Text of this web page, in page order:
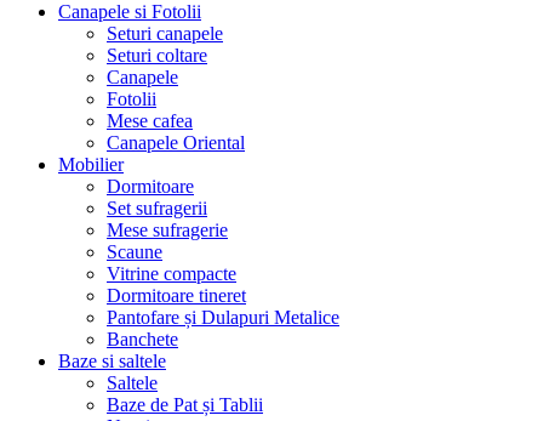
Canapele si Fotolii
Seturi canapele
Seturi coltare
Canapele
Fotolii
Mese cafea
Canapele Oriental
Mobilier
Dormitoare
Set sufragerii
Mese sufragerie
Scaune
Vitrine compacte
Dormitoare tineret
Pantofare și Dulapuri Metalice
Banchete
Baze si saltele
Saltele
Baze de Pat și Tablii